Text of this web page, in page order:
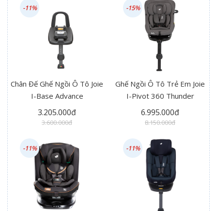
Chân Đế Ghế Ngồi Ô Tô Joie
I-Base Advance
3.205.000đ
3.600.000đ
-11%
Ghế Ngồi Ô Tô Trẻ Em Joie
I-Pivot 360 Thunder
6.995.000đ
8.150.000đ
-15%
-11% -11%